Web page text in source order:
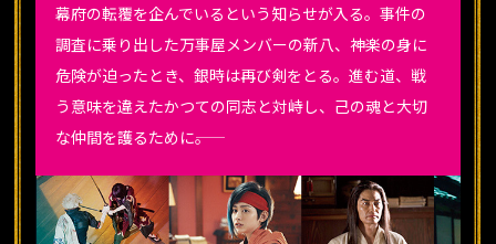
幕府の転覆を企んでいるという知らせが入る。事件の
調査に乗り出した万事屋メンバーの新八、神楽の身に
危険が迫ったとき、銀時は再び剣をとる。進む道、戦
う意味を違えたかつての同志と対峙し、己の魂と大切
な仲間を護るために――。